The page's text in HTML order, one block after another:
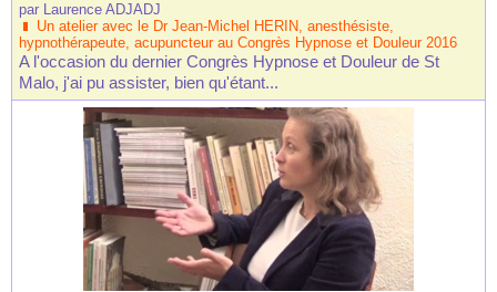
par Laurence ADJADJ
Un atelier avec le Dr Jean-Michel HERIN, anesthésiste,
hypnothérapeute, acupuncteur au Congrès Hypnose et Douleur 2016
A l'occasion du dernier Congrès Hypnose et Douleur de St
Malo, j'ai pu assister, bien qu'étant...